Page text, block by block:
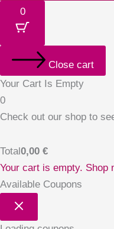
0
Close cart
Your Cart Is Empty
0
Check out our shop to
Total0,00 €
Your cart is empty. Shop
Available Coupons